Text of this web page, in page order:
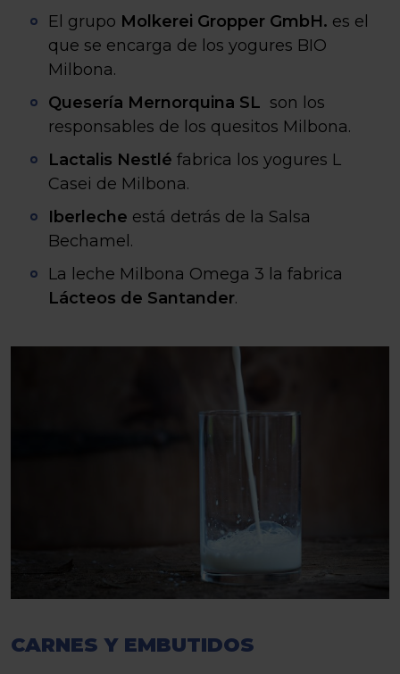
El grupo Molkerei Gropper GmbH. es el
que se encarga de los yogures BIO
Milbona.
Quesería Mernorquina SL son los
responsables de los quesitos Milbona.
Lactalis Nestlé fabrica los yogures L
Casei de Milbona.
Iberleche está detrás de la Salsa
Bechamel.
La leche Milbona Omega 3 la fabrica
Lácteos de Santander.
CARNES Y EMBUTIDOS